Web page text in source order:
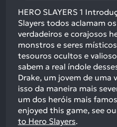
HERO SLAYERS 1
Slayers todos aclamam
verdadeiros e corajosos
monstros e seres
tesouros ocultos e
sabem a real índole
Drake, um jovem de uma
isso da maneira mais
um dos heróis mais
enjoyed this game, see
to Hero Slayers.